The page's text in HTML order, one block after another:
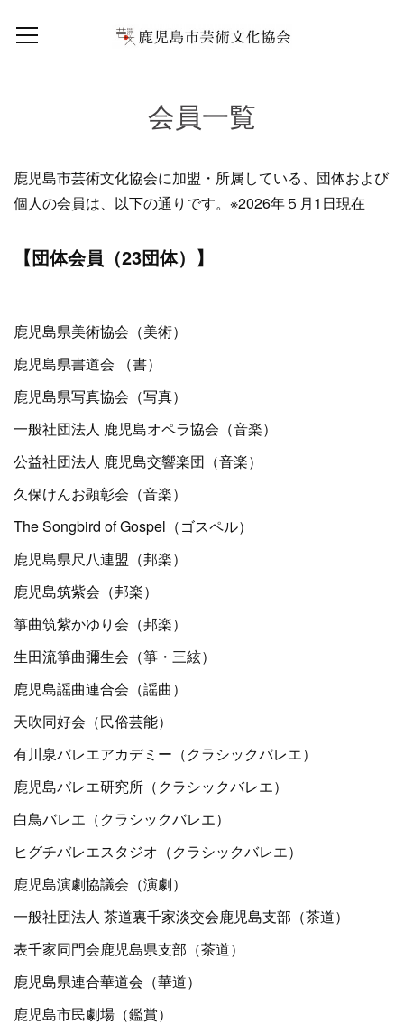
会員一覧
鹿児島市芸術文化協会に加盟・所属している、団体および
個人の会員は、以下の通りです。※2026年５月1日現在
【団体会員（23団体）】
鹿児島県美術協会（美術）
鹿児島県書道会 （書）
鹿児島県写真協会（写真）
一般社団法人 鹿児島オペラ協会（音楽）
公益社団法人 鹿児島交響楽団（音楽）
久保けんお顕彰会（音楽）
The Songbird of Gospel（ゴスペル）
鹿児島県尺八連盟（邦楽）
鹿児島筑紫会（邦楽）
箏曲筑紫かゆり会（邦楽）
生田流箏曲彌生会（箏・三絃）
鹿児島謡曲連合会（謡曲）
天吹同好会（民俗芸能）
有川泉バレエアカデミー（クラシックバレエ）
鹿児島バレエ研究所（クラシックバレエ）
白鳥バレエ（クラシックバレエ）
ヒグチバレエスタジオ（クラシックバレエ）
鹿児島演劇協議会（演劇）
一般社団法人 茶道裏千家淡交会鹿児島支部（茶道）
表千家同門会鹿児島県支部（茶道）
鹿児島県連合華道会（華道）
鹿児島市民劇場（鑑賞）